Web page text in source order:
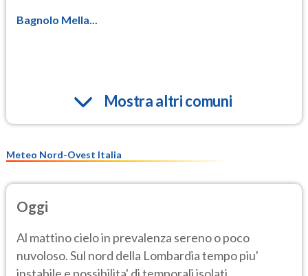
Bagnolo Mella...
Mostra altri comuni
Meteo Nord-Ovest Italia
Oggi
Al mattino cielo in prevalenza sereno o poco
nuvoloso. Sul nord della Lombardia tempo piu'
instabile e possibilita' di temporali isolati.